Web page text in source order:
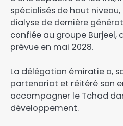
spécialisés de haut
dialyse de dernière
confiée au groupe Burjeel,
prévue en mai 2028.
La délégation émiratie a,
partenariat et réitéré son
accompagner le Tchad
développement.